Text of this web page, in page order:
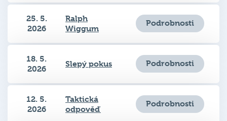
25. 5.
2026
Ralph
Wiggum
Podrobnosti
18. 5.
2026
Slepý pokus Podrobnosti
12. 5.
2026
Taktická
odpověď
Podrobnosti